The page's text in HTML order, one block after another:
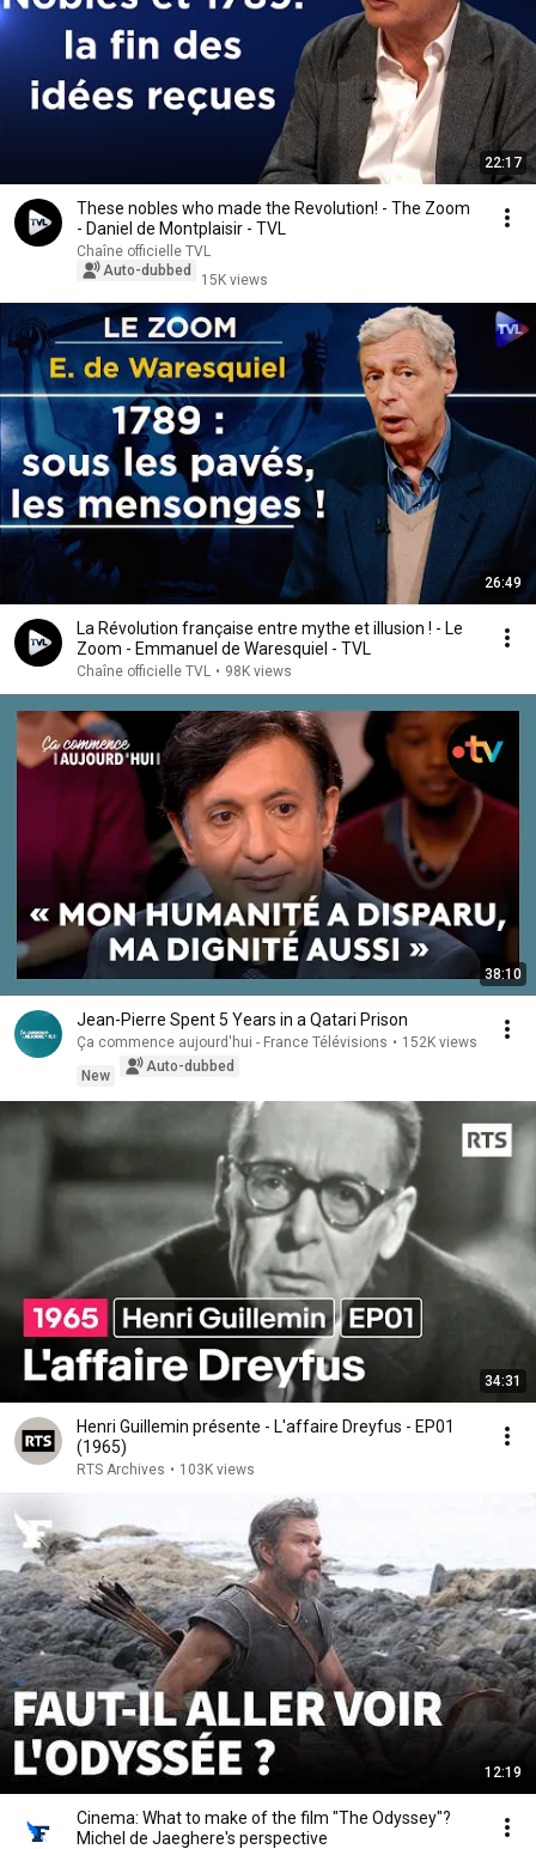
22:17
These nobles who made the Revolution! - The Zoom
- Daniel de Montplaisir - TVL
Chaîne officielle TVL
Auto-dubbed
15K views
26:49
La Révolution française entre mythe et illusion ! - Le
Zoom - Emmanuel de Waresquiel - TVL
Chaîne officielle TVL • 98K views
38:10
Jean-Pierre Spent 5 Years in a Qatari Prison
Ça commence aujourd'hui - France Télévisions • 152K views
New
Auto-dubbed
34:31
Henri Guillemin présente - L'affaire Dreyfus - EP01
(1965)
RTS Archives • 103K views
12:19
Cinema: What to make of the film "The Odyssey"?
Michel de Jaeghere's perspective